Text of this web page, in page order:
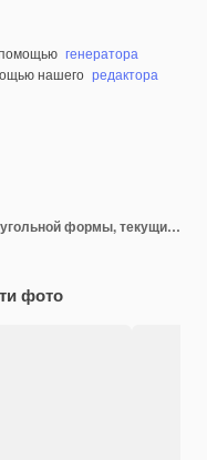
генератора
нашего редактора
Иллюстрация синих огней прямоугольной формы, текущих в одном направлении
фото